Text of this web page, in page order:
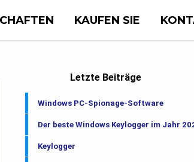
KAUFEN SIE
Letzte Beiträge
Windows PC-Spionage-Software
Der beste Windows Keylogger im Jahr
Keylogger